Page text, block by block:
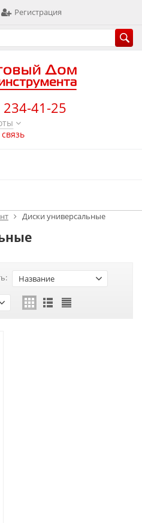
Регистрация
41-25
Диски универсальные
Название